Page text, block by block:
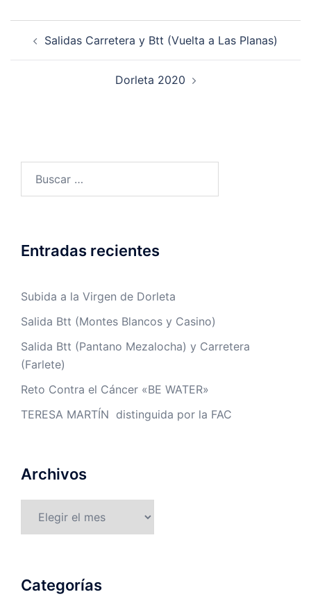
entradas
Salidas Carretera y Btt (Vuelta a Las Planas)
Dorleta 2020
Entradas recientes
Subida a la Virgen de Dorleta
Salida Btt (Montes Blancos y Casino)
Salida Btt (Pantano Mezalocha) y Carretera
(Farlete)
Reto Contra el Cáncer «BE WATER»
TERESA MARTÍN distinguida por la FAC
Archivos
Categorías